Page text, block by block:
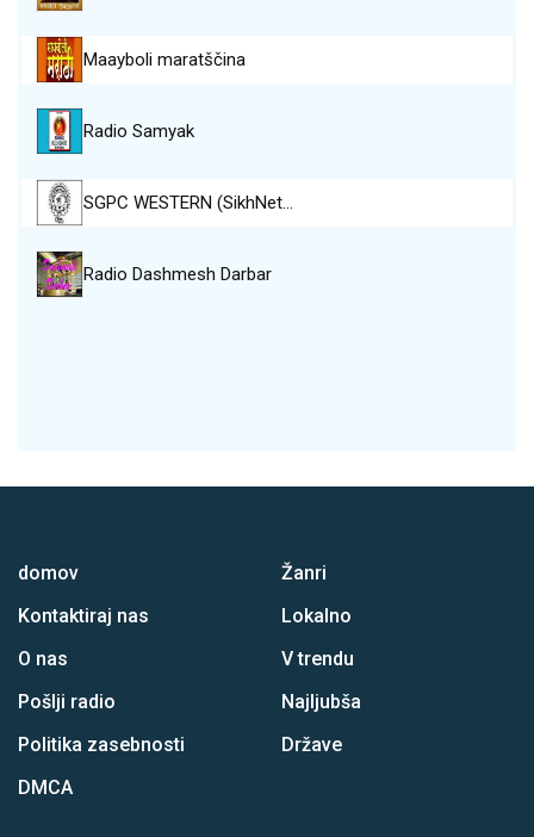
Maayboli maratščina
Radio Samyak
SGPC WESTERN (SikhNet…
Radio Dashmesh Darbar
domov
Kontaktiraj nas
O nas
Pošlji radio
Politika zasebnosti
DMCA
Žanri
Lokalno
V trendu
Najljubša
Države